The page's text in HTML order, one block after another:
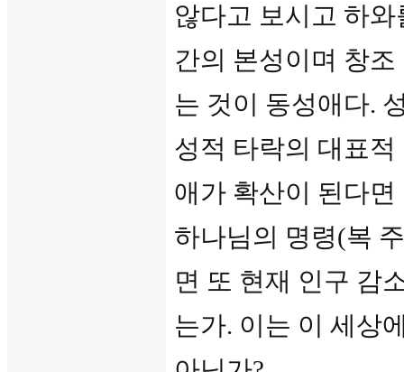
않다고 보시고 하
간의 본성이며 창
는 것이 동성애다.
성적 타락의 대표
애가 확산이 된다면
하나님의 명령(복
면 또 현재 인구 감
는가. 이는 이 세상